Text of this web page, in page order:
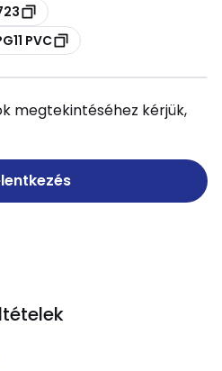
PVC
megtekintéséhez kérjük,